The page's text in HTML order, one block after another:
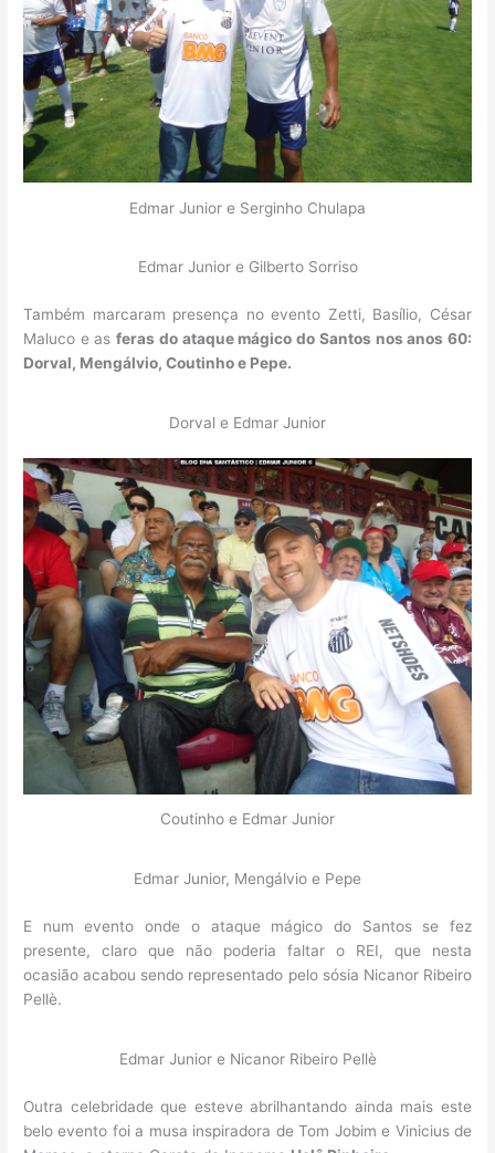
Edmar Junior e Serginho Chulapa
Edmar Junior e Gilberto Sorriso
Também marcaram presença no evento Zetti, Basílio, César
Maluco e asferas do ataque mágico do Santos nos anos 60:
Dorval, Mengálvio, Coutinho e Pepe.
Dorval e Edmar Junior
Coutinho e Edmar Junior
Edmar Junior, Mengálvio e Pepe
E num evento onde o ataque mágico do Santos se fez
presente, claro que não poderia faltar o REI, que nesta
ocasião acabou sendo representado pelo sósia Nicanor Ribeiro
Pellè.
Edmar Junior e Nicanor Ribeiro Pellè
Outra celebridade que esteve abrilhantando ainda mais este
belo evento foi a musa inspiradora de Tom Jobim e Vinicius de